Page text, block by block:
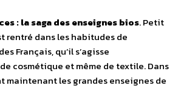
: la saga des enseignes bios. Petit
rentré dans les habitudes de
Français, qu’il s’agisse
cosmétique et même de textile. Dans
maintenant les grandes enseignes de